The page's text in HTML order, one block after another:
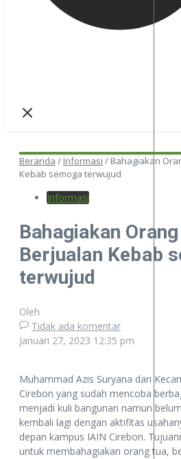
Beranda / Informasi / Bahagiakan
Kebab semoga terwujud
Informasi
Bahagiakan
Berjualan Kebab
terwujud
Oleh
Tidak ada komentar
Januari 27, 2023 12:35 pm
Muhammad Azis Suryana dari
Cirebon yang sudah mencoba
menjadi kuli bangunan namun
kembali lagi dengan aktifitas
depan kampus IAIN Cirebon.
untuk membahagiakan orang tua,